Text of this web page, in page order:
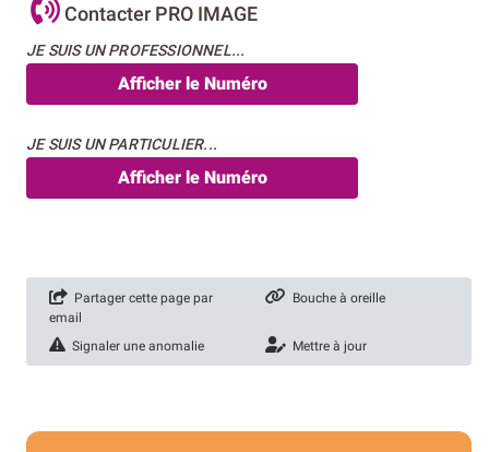
Contacter PRO IMAGE
JE SUIS UN PROFESSIONNEL...
Afficher le Numéro
JE SUIS UN PARTICULIER...
Afficher le Numéro
Partager cette page par
email
Bouche à oreille
Signaler une anomalie Mettre à jour